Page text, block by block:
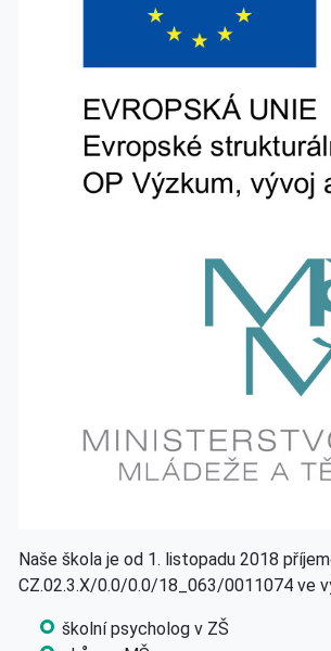
Naše škola je od 1. listopadu 2018
CZ.02.3.X/0.0/0.0/18_063/0011074 ve
školní psycholog v ZŠ